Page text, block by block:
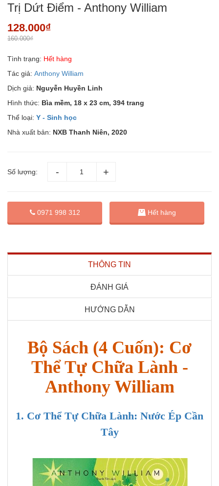
Trị Dứt Điểm - Anthony William
128.000₫
160.000₫
Tình trạng: Hết hàng
Tác giả: Anthony William
Dịch giả: Nguyễn Huyền Linh
Hình thức: Bìa mềm, 18 x 23 cm, 394 trang
Thể loại: Y - Sinh học
Nhà xuất bản: NXB Thanh Niên, 2020
Số lượng:
0971 998 312 Hết hàng
THÔNG TIN
ĐÁNH GIÁ
HƯỚNG DẪN
Bộ Sách (4 Cuốn): Cơ
Thể Tự Chữa Lành -
Anthony William
1. Cơ Thể Tự Chữa Lành: Nước Ép Cần
Tây